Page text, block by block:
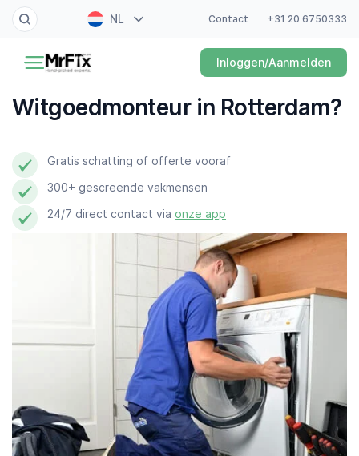
NL
ES
Contact +31 20 6750333
Inloggen/Aanmelden
Schilder
Elektricien
Loodgieter
Slotenmaker
Schoonmaker
Computer expert
Help
Witgoedmonteur in Rotterdam?
Gratis schatting of offerte vooraf
300+ gescreende vakmensen
24/7 direct contact via onze app